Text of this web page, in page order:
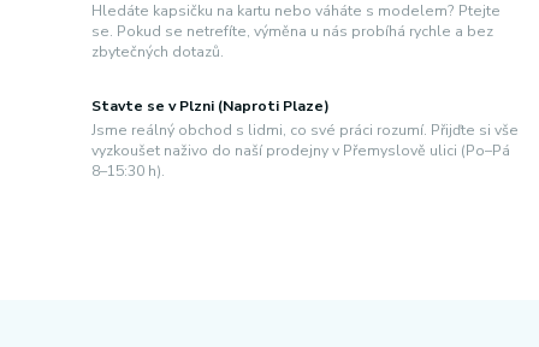
Hledáte kapsičku na kartu nebo váháte s modelem? Ptejte
se. Pokud se netrefíte, výměna u nás probíhá rychle a bez
zbytečných dotazů.
Stavte se v Plzni (Naproti Plaze)
Jsme reálný obchod s lidmi, co své práci rozumí. Přijďte si vše
vyzkoušet naživo do naší prodejny v Přemyslově ulici (Po–Pá
8–15:30 h).